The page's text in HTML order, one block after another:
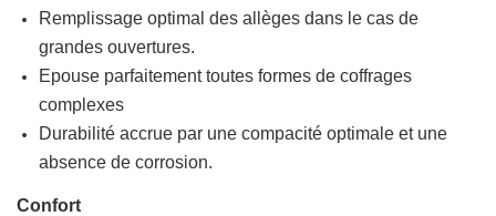
Remplissage optimal des allèges dans le cas de
grandes ouvertures.
Epouse parfaitement toutes formes de coffrages
complexes
Durabilité accrue par une compacité optimale et une
absence de corrosion.
Confort